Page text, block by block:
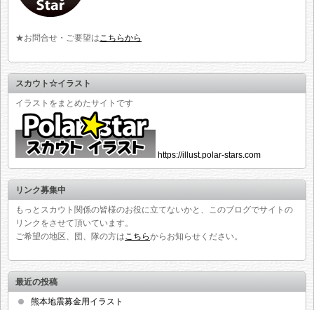
★お問合せ・ご要望は こちらから
スカウト☆イラスト
イラストをまとめたサイトです
https://illust.polar-stars.com
リンク募集中
もっとスカウト関係の皆様のお役に立てないかと、このブログでサイトの
リンクをさせて頂いています。
ご希望の地区、団、隊の方は こちらからお知らせください。
最近の投稿
熊本地震募金用イラスト